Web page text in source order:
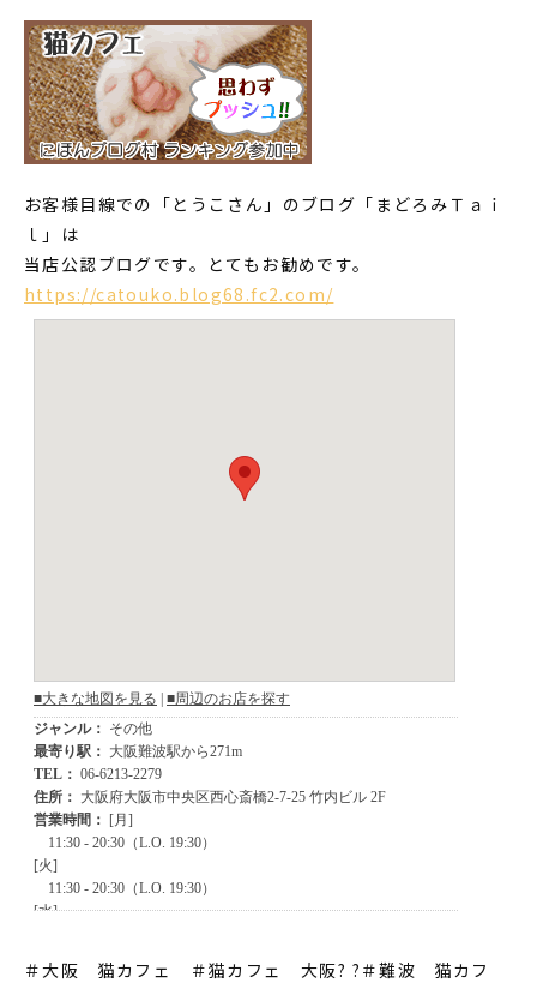
お客様目線での「とうこさん」のブログ「まどろみＴａｉ
ｌ」は
当店公認ブログです。とてもお勧めです。
https://catouko.blog68.fc2.com/
＃大阪 猫カフェ ＃猫カフェ 大阪? ?＃難波 猫カフ